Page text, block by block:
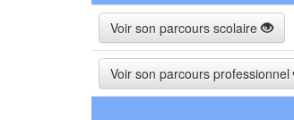
Voir son parcours scolaire
Voir son parcours professionnel